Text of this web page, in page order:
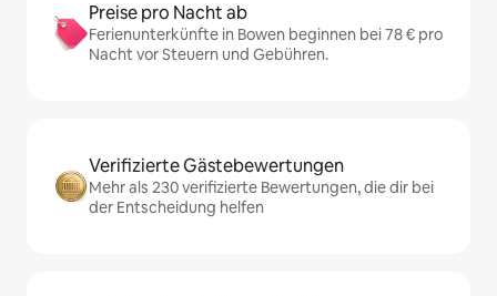
Preise pro Nacht ab
Ferienunterkünfte in Bowen beginnen bei 78 € pro
Nacht vor Steuern und Gebühren.
Verifizierte Gästebewertungen
Mehr als 230 verifizierte Bewertungen, die dir bei
der Entscheidung helfen